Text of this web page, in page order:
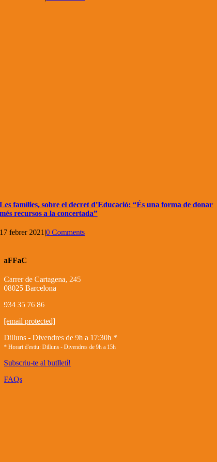
Les famílies, sobre el decret d’Educació: “És una forma de donar
més recursos a la concertada”
17 febrer 2021 |0 Comments
aFFaC
Carrer de Cartagena, 245
08025 Barcelona
934 35 76 86
[email protected]
Dilluns - Divendres de 9h a 17:30h *
* Horari d'estiu: Dilluns - Divendres de 9h a 15h
Subscriu-te al butlletí!
FAQs